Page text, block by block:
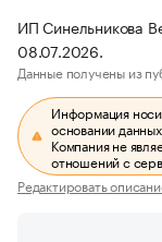
ИП Синельникова
08.07.2026.
Данные получены из
Информация
основании
Компания не
отношений с
Редактировать